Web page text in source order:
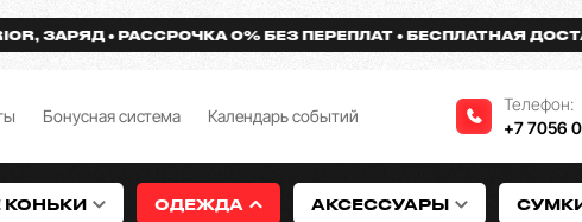
РАССРОЧКА 0% БЕЗ ПЕРЕПЛАТ БЕСПЛАТНАЯ ДОСТАВКА
Бонусная система Календарь событий
Телефон:
+7 7056
КОНЬКИ ОДЕЖДА АКСЕССУАРЫ